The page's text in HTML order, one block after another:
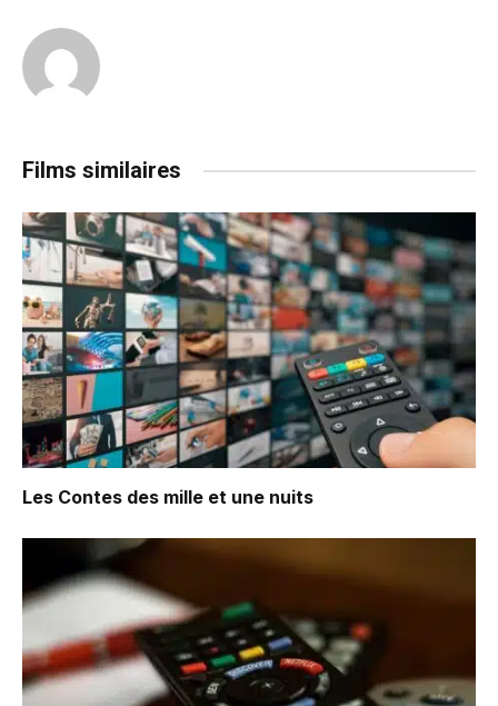
Films similaires
Les Contes des mille et une nuits